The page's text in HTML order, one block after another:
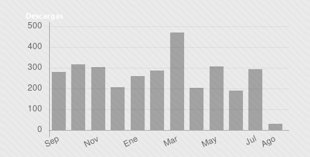
Descargas